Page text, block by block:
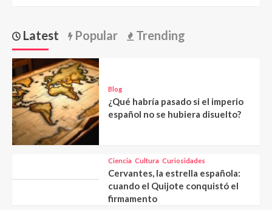
Latest Popular Trending
Blog
¿Qué habría pasado si el imperio
español no se hubiera disuelto?
Ciencia Cultura Curiosidades
Cervantes, la estrella española:
cuando el Quijote conquistó el
firmamento